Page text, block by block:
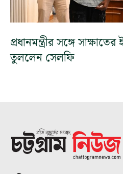
প্রধানমন্ত্রীর সঙ্গে
তুললেন সেলফি